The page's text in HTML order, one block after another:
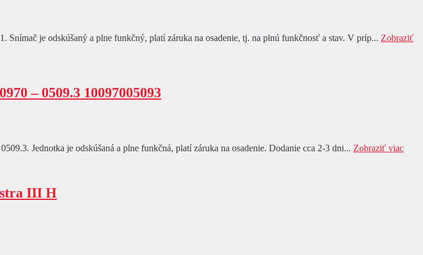
je odskúšaný a plne funkčný, platí záruka na osadenie, tj. na plnú funkčnosť a stav. V príp... Zobraziť
– 0509.3 10097005093
Jednotka je odskúšaná a plne funkčná, platí záruka na osadenie. Dodanie cca 2-3 dni... Zobraziť viac
III H